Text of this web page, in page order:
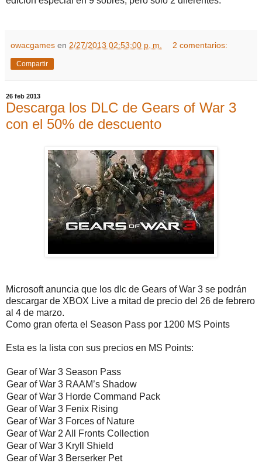
owacgames en 2/27/2013 02:53:00 p. m. 2 comentarios:
Compartir
26 feb 2013
Descarga los DLC de Gears of War 3
con el 50% de descuento
Microsoft anuncia que los dlc de Gears of War 3 se podrán
descargar de XBOX Live a mitad de precio del 26 de febrero
al 4 de marzo.
Como gran oferta el Season Pass por 1200 MS Points
Esta es la lista con sus precios en MS Points:
Gear of War 3 Season Pass
Gear of War 3 RAAM’s Shadow
Gear of War 3 Horde Command Pack
Gear of War 3 Fenix Rising
Gear of War 3 Forces of Nature
Gear of War 2 All Fronts Collection
Gear of War 3 Kryll Shield
Gear of War 3 Berserker Pet